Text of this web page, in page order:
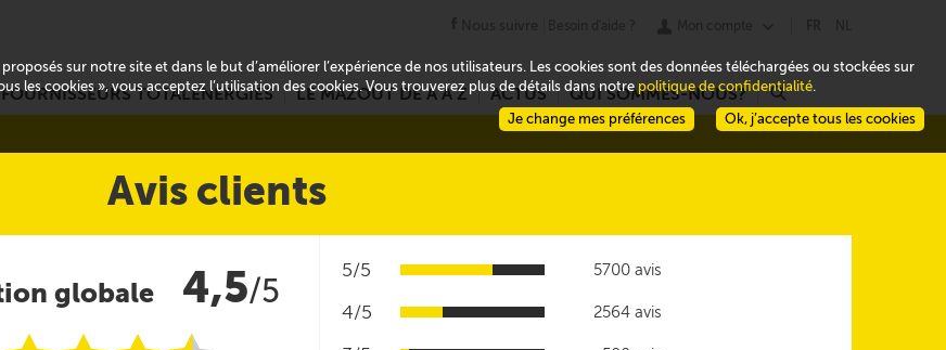
FOURNISSEURS TOTALENERGIES LE MAZOUT DE A À Z ACTUS QUI SOMMES-NOUS? r
Avis clients
globale 4,5/5
5/5 5700 avis
4/5 2564 avis
sur notre site et dans le but d’améliorer l’expérience de nos utilisateurs. Les cookies sont des données téléchargées ou stockées sur
les cookies », vous acceptez l’utilisation des cookies. Vous trouverez plus de détails dans notre politique de confidentialité.
Ok, j’accepte tous les cookies
Je change mes préférences